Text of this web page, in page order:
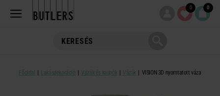
0 0
Főoldal Lakásdekoráció Vázák és kaspók Vázák VISION 3D nyomtatott váza